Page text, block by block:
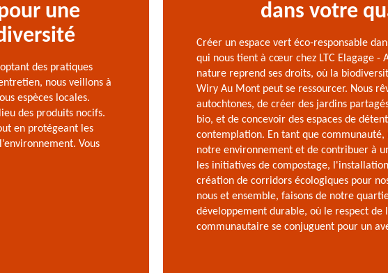
une
des pratiques
nous veillons à
espèces locales.
des produits nocifs.
en protégeant les
Vous
dans votre
Créer un espace vert éco-responsable
qui nous tient à cœur chez LTC Elagage -
nature reprend ses droits, où la
Wiry Au Mont peut se ressourcer. Nous
autochtones, de créer des jardins
bio, et de concevoir des espaces de
contemplation. En tant que
notre environnement et de contribuer à
les initiatives de compostage,
création de corridors écologiques pour
nous et ensemble, faisons de notre
développement durable, où le respect
communautaire se conjuguent pour un